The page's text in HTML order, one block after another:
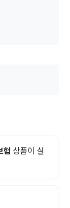
험 상품이 실